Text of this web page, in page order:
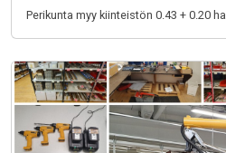
Perikunta myy kiinteistön 0.43 + 0.20 ha